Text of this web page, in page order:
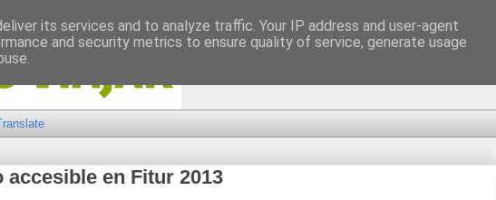
accesible en Fitur 2013
its services and to analyze traffic. Your IP address and user-agent
and security metrics to ensure quality of service, generate usage